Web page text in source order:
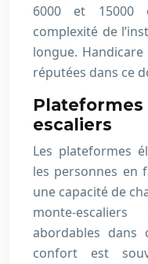
6000 et 15000
complexité de
longue.
réputées dans ce
escaliers
Les plateformes
les personnes en
une capacité de
monte-
abordables dans
confort est